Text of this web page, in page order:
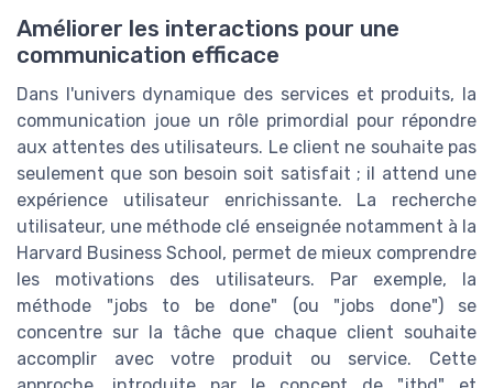
Améliorer les interactions pour une
communication efficace
Dans l'univers dynamique des services et produits, la
communication joue un rôle primordial pour répondre
aux attentes des utilisateurs. Le client ne souhaite pas
seulement que son besoin soit satisfait ; il attend une
expérience utilisateur enrichissante. La recherche
utilisateur, une méthode clé enseignée notamment à la
Harvard Business School, permet de mieux comprendre
les motivations des utilisateurs. Par exemple, la
méthode "jobs to be done" (ou "jobs done") se
concentre sur la tâche que chaque client souhaite
accomplir avec votre produit ou service. Cette